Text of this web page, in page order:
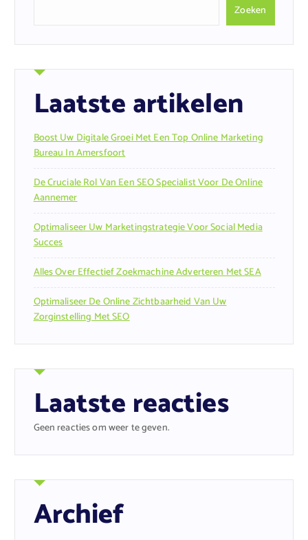
Zoeken
Laatste artikelen
Boost Uw Digitale Groei Met Een Top Online Marketing
Bureau In Amersfoort
De Cruciale Rol Van Een SEO Specialist Voor De Online
Aannemer
Optimaliseer Uw Marketingstrategie Voor Social Media
Succes
Alles Over Effectief Zoekmachine Adverteren Met SEA
Optimaliseer De Online Zichtbaarheid Van Uw
Zorginstelling Met SEO
Laatste reacties
Geen reacties om weer te geven.
Archief